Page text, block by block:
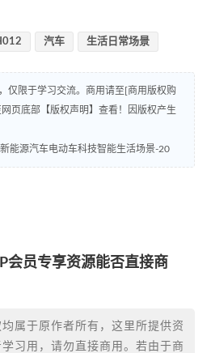
汽车 生活日常场景
仅限于学习交流。商用请至[商用版权购
页底部【版权声明】查看！因版权产生
能源汽车电动车科技智能生活场景-20
会员专享资源能否直接商
属于原作者所有，这里所提供资
习用，请勿直接商用。若由于商